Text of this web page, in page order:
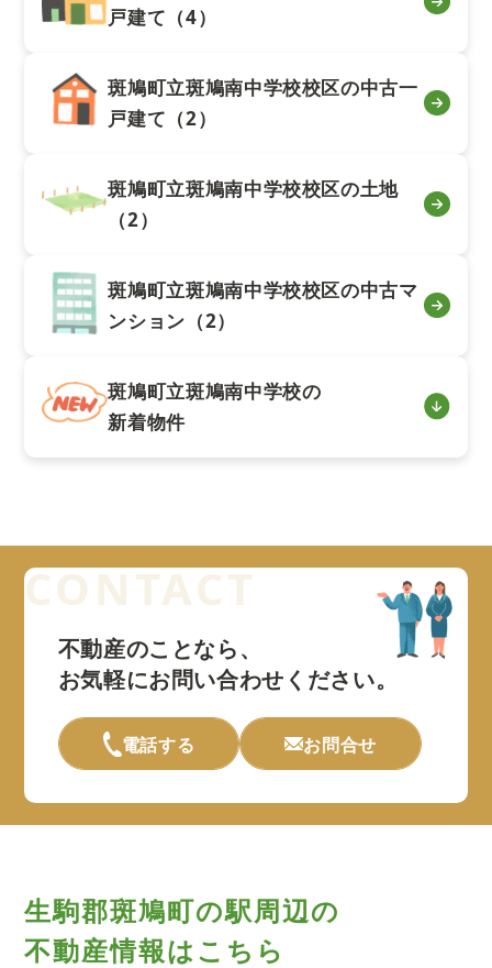
戸建て（4）
斑鳩町立斑鳩南中学校校区の中古一
戸建て（2）
斑鳩町立斑鳩南中学校校区の土地
（2）
斑鳩町立斑鳩南中学校校区の中古マ
ンション（2）
斑鳩町立斑鳩南中学校の
新着物件
不動産のことなら、
お気軽にお問い合わせください。
電話する お問合せ
生駒郡斑鳩町の駅周辺の
不動産情報はこちら